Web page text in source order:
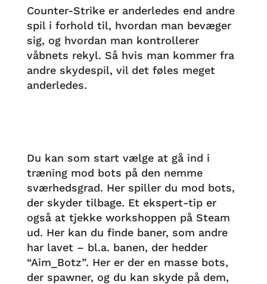
Counter-Strike er anderledes end andre
spil i forhold til, hvordan man bevæger
sig, og hvordan man kontrollerer
våbnets rekyl. Så hvis man kommer fra
andre skydespil, vil det føles meget
anderledes.
Du kan som start vælge at gå ind i
træning mod bots på den nemme
sværhedsgrad. Her spiller du mod bots,
der skyder tilbage. Et ekspert-tip er
også at tjekke workshoppen på Steam
ud. Her kan du finde baner, som andre
har lavet – bl.a. banen, der hedder
“Aim_Botz”. Her er der en masse bots,
der spawner, og du kan skyde på dem,